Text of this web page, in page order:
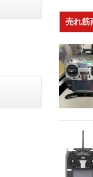
売れ筋